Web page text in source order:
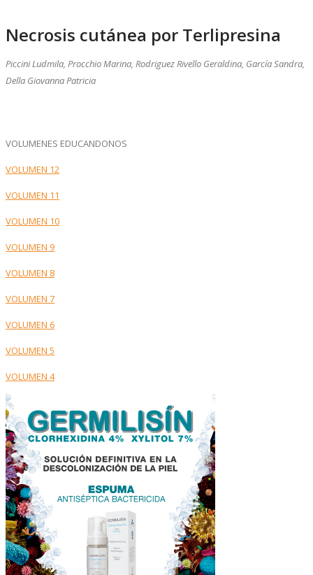
Necrosis cutánea por Terlipresina
Piccini Ludmila, Procchio Marina, Rodriguez Rivello Geraldina, García Sandra,
Della Giovanna Patricia
VOLUMENES EDUCANDONOS
VOLUMEN 12
VOLUMEN 11
VOLUMEN 10
VOLUMEN 9
VOLUMEN 8
VOLUMEN 7
VOLUMEN 6
VOLUMEN 5
VOLUMEN 4